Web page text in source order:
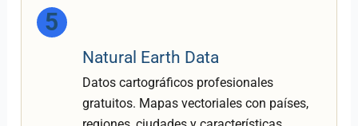
5
Natural Earth Data
Datos cartográficos profesionales
gratuitos. Mapas vectoriales con países,